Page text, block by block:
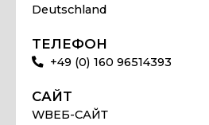
Deutschland
ТЕЛЕФОН
+49 (0) 160 96514393
САЙТ
WВЕБ-САЙТ